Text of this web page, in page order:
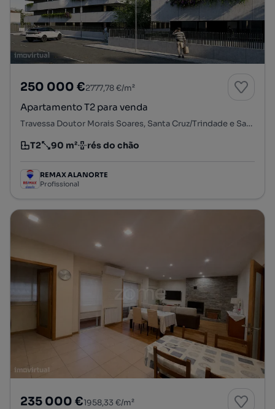
250 000 €2777,78 €/m²
Apartamento T2 para venda
Travessa Doutor Morais Soares, Santa Cruz/Trindade e Sanjurge, Chaves, Vila Real
Tipologia
T2
Preço por metro quadrado
90 m²
Andar rés do chão
REMAX ALANORTE
Profissional
235 000 €1958,33 €/m²